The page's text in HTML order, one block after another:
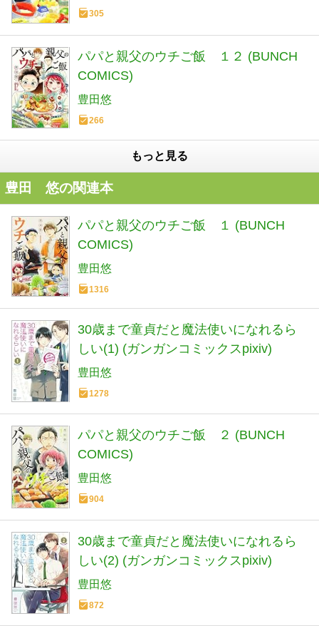
305
パパと親父のウチご飯 １２ (BUNCH
COMICS)
豊田悠
266
もっと見る
豊田 悠の関連本
パパと親父のウチご飯 １ (BUNCH
COMICS)
豊田悠
1316
30歳まで童貞だと魔法使いになれるら
しい(1) (ガンガンコミックスpixiv)
豊田悠
1278
パパと親父のウチご飯 ２ (BUNCH
COMICS)
豊田悠
904
30歳まで童貞だと魔法使いになれるら
しい(2) (ガンガンコミックスpixiv)
豊田悠
872